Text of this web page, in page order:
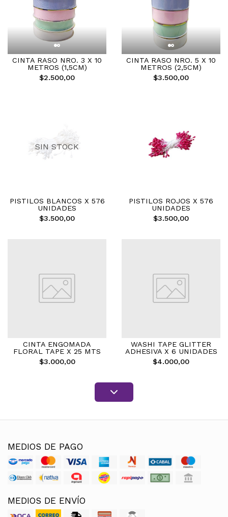
CINTA RASO NRO. 3 X 10
METROS (1,5CM)
$2.500,00
CINTA RASO NRO. 5 X 10
METROS (2,5CM)
$3.500,00
SIN STOCK
PISTILOS BLANCOS X 576
UNIDADES
$3.500,00
PISTILOS ROJOS X 576
UNIDADES
$3.500,00
CINTA ENGOMADA
FLORAL TAPE X 25 MTS
$3.000,00
WASHI TAPE GLITTER
ADHESIVA X 6 UNIDADES
$4.000,00
MEDIOS DE PAGO
MEDIOS DE ENVÍO